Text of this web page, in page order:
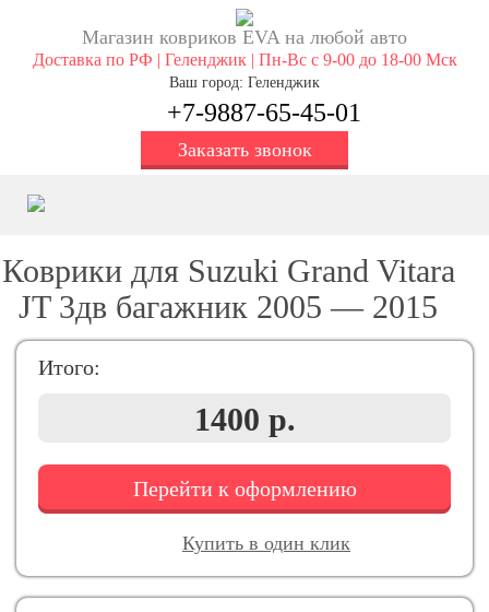
Магазин ковриков EVA ​на любой авто
Доставка по РФ | Геленджик | Пн-Вс с 9-00 до 18-00 Мск
Ваш город: Геленджик
+7-9887-65-45-01
Заказать звонок
Коврики для Suzuki Grand Vitara
JT 3дв багажник 2005 — 2015
Итого:
1400 р.
Перейти к оформлению
Купить в один клик